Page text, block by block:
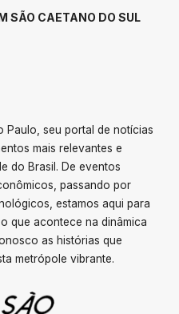
SÃO CAETANO DO SUL
Paulo, seu portal de notícias
mais relevantes e
do Brasil. De eventos
passando por
estamos aqui para
que acontece na dinâmica
as histórias que
metrópole vibrante.